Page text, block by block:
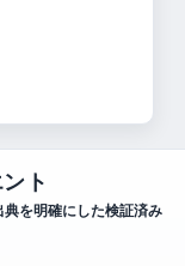
ト
を明確にした検証済み